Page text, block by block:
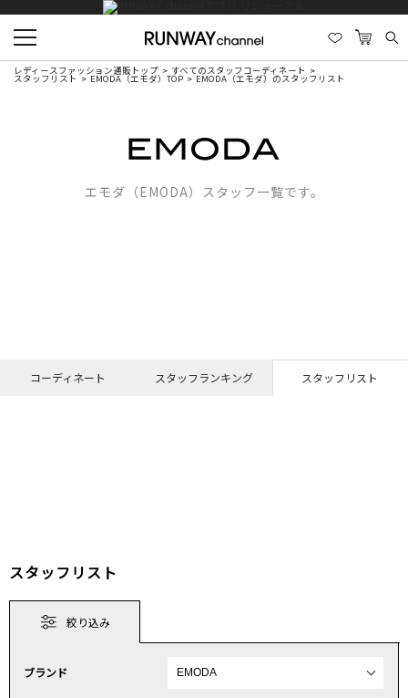
レディースファッション通販トップ すべてのスタッフコーディネート
スタッフリスト EMODA（エモダ）TOP EMODA（エモダ）のスタッフリスト
エモダ（EMODA）スタッフ一覧です。
コーディネート スタッフランキング スタッフリスト
スタッフリスト
絞り込み
ブランド